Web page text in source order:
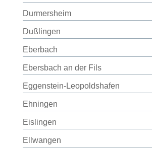
Durmersheim
Dußlingen
Eberbach
Ebersbach an der Fils
Eggenstein-Leopoldshafen
Ehningen
Eislingen
Ellwangen